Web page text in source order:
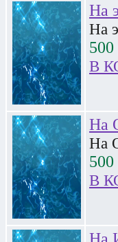
На
На
500
В
На
На
500
В
На